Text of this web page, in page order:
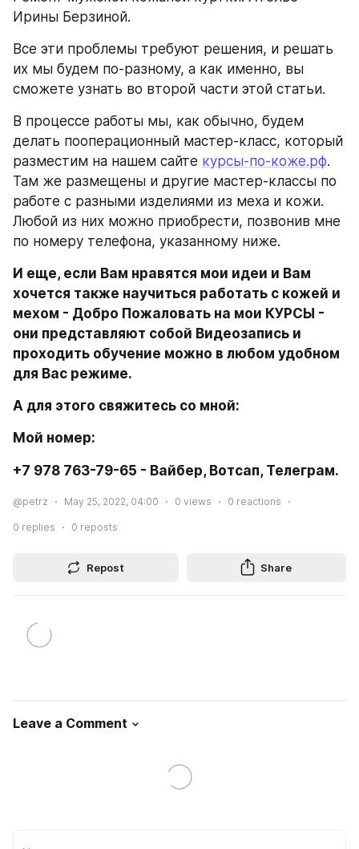
Ирины Берзиной.
Все эти проблемы требуют решения, и решать
их мы будем по-разному, а как именно, вы
сможете узнать во второй части этой статьи.
В процессе работы мы, как обычно, будем
делать пооперационный мастер-класс, который
разместим на нашем сайте курсы-по-коже.рф.
Там же размещены и другие мастер-классы по
работе с разными изделиями из меха и кожи.
Любой из них можно приобрести, позвонив мне
по номеру телефона, указанному ниже.
И еще, если Вам нравятся мои идеи и Вам
хочется также научиться работать с кожей и
мехом - Добро Пожаловать на мои КУРСЫ -
они представляют собой Видеозапись и
проходить обучение можно в любом удобном
для Вас режиме.
А для этого свяжитесь со мной:
Мой номер:
+7 978 763-79-65 - Вайбер, Вотсап, Телеграм.
@petrz May 25, 2022, 04:00 0 views 0 reactions
0 replies 0 reposts
Repost Share
Leave a Comment